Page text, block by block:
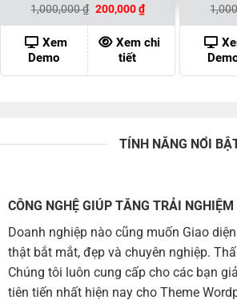
1,000,000₫ Giá
là:
1,000,000 ₫.
200,000₫Giá
hiện
tại
là:
200,000 ₫.
Xem
Demo
Xem chi
tiết
TÍNH NĂNG NỔI
CÔNG NGHỆ GIÚP TĂNG TRẢI NGHIỆM
Doanh nghiệp nào cũng muốn Giao
thật bắt mắt, đẹp và chuyên nghiệp.
Chúng tôi luôn cung cấp cho các bạn
tiên tiến nhất hiện nay cho Theme